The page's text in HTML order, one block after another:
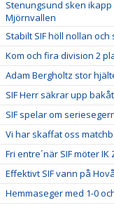
Stenungsund sken
Mjörnvallen
Stabilt SIF höll nollan
Kom och fira division 2
Adam Bergholtz stor
SIF Herr säkrar upp
SIF spelar om
Vi har skaffat oss
Fri entre´när SIF möter
Effektivt SIF vann på
Hemmaseger med 1-0